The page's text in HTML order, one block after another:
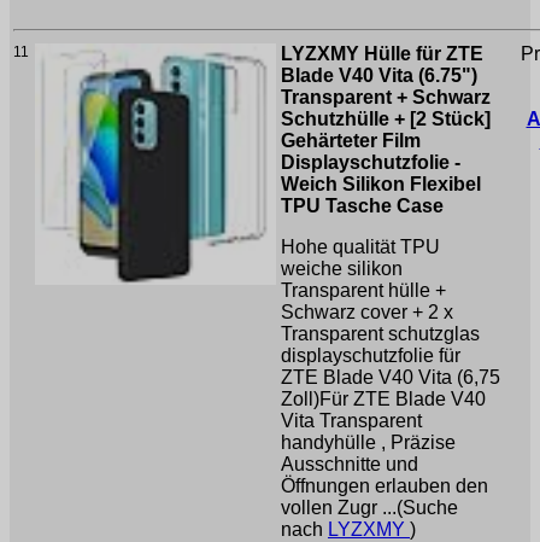
11
LYZXMY Hülle für ZTE
Blade V40 Vita (6.75")
Transparent + Schwarz
Schutzhülle + [2 Stück]
Gehärteter Film
Displayschutzfolie -
Weich Silikon Flexibel
TPU Tasche Case
Hohe qualität TPU
weiche silikon
Transparent hülle +
Schwarz cover + 2 x
Transparent schutzglas
displayschutzfolie für
ZTE Blade V40 Vita (6,75
Zoll)Für ZTE Blade V40
Vita Transparent
handyhülle , Präzise
Ausschnitte und
Öffnungen erlauben den
vollen Zugr ...(Suche
nach LYZXMY )